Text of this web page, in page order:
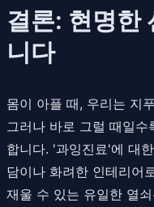
결론: 현명한
니다
몸이 아플 때, 우리는 지
그러나 바로 그럴 때일
합니다. '과잉진료'에 대
담이나 화려한 인테리어
재울 수 있는 유일한 열